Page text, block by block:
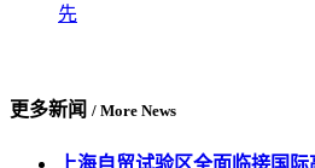
先
更多新闻 / More News
上海自贸试验区全面临接国